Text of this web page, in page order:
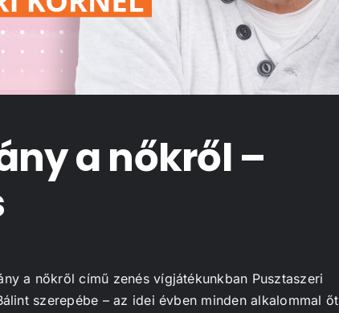
a nőkről –
a nőkről című zenés vígjátékunkban Pusztaszeri
szerepébe – az idei évben minden alkalommal őt